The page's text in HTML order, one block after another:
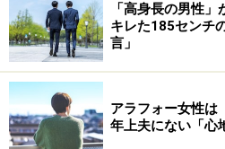
確かに高いとアサコさんも思
どもたちの塾代も払えるし、お
やれる。フリーランスの仕事
でもないため、どうしても夫に
拭い去ることはできなかった。
「高身長の男性
キレた185センチ
言」
アラフォー女性は
年上夫にない「心